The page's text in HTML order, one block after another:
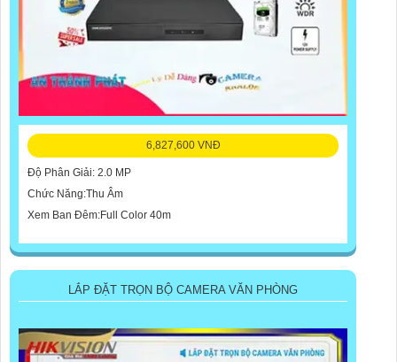
6,827,600 VNĐ
Độ Phân Giải: 2.0 MP
Chức Năng:Thu Âm
Xem Ban Đêm:Full Color 40m
LẮP ĐẶT TRỌN BỘ CAMERA VĂN PHÒNG